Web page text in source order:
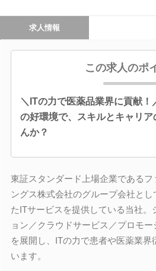
求人情報
この求人のポ
＼ITの力で医薬品業界に貢献！
の好環境で、スキルとキャリ
んか？
東証スタンダード上場企業であるフ
ングス株式会社のグループ会社と
たITサービスを提供している当社。
ョン／クラウドサービス／プロモ
を展開し、ITの力で患者や医薬業界
います。